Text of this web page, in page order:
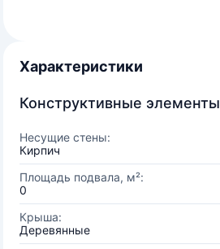
Характеристики
Конструктивные элементы
Несущие стены:
Кирпич
Площадь подвала, м²:
0
Крыша:
Деревянные